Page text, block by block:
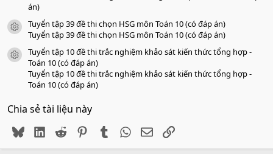
án)
icon tài liệu
Tuyển tập 39 đề thi chọn HSG môn Toán 10 (có đáp án)
Tuyển tập 39 đề thi chọn HSG môn Toán 10 (có đáp án)
icon tài liệu
Tuyển tập 10 đề thi trắc nghiệm khảo sát kiến thức tổng hợp -
Toán 10 (có đáp án)
Tuyển tập 10 đề thi trắc nghiệm khảo sát kiến thức tổng hợp -
Toán 10 (có đáp án)
Chia sẻ tài liệu này
BlueskyLinkedIn
Reddit PinterestTumblr WhatsApp
EmailLink